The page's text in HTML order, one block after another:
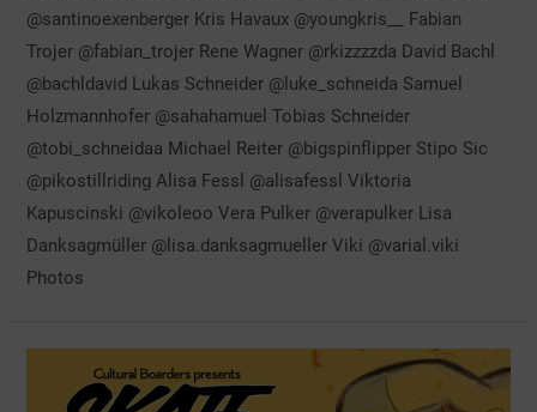
@santinoexenberger Kris Havaux @youngkris__ Fabian
Trojer @fabian_trojer Rene Wagner @rkizzzzda David Bachl
@bachldavid Lukas Schneider @luke_schneida Samuel
Holzmannhofer @sahahamuel Tobias Schneider
@tobi_schneidaa Michael Reiter @bigspinflipper Stipo Sic
@pikostillriding Alisa Fessl @alisafessl Viktoria
Kapuscinski @vikoleoo Vera Pulker @verapulker Lisa
Danksagmüller @lisa.danksagmueller Viki @varial.viki
Photos